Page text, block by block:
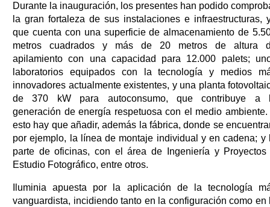
Durante la inauguración, los presentes han podido
la gran fortaleza de sus instalaciones e infraestructuras,
que cuenta con una superficie de almacenamiento de
metros cuadrados y más de 20 metros de altura
apilamiento con una capacidad para 12.000 palets;
laboratorios equipados con la tecnología y medios
innovadores actualmente existentes, y una planta
de 370 kW para autoconsumo, que contribuye a
generación de energía respetuosa con el medio ambiente.
esto hay que añadir, además la fábrica, donde se
por ejemplo, la línea de montaje individual y en cadena; y
parte de oficinas, con el área de Ingeniería y Proyectos
Estudio Fotográfico, entre otros.
Iluminia apuesta por la aplicación de la tecnología
vanguardista, incidiendo tanto en la configuración como en